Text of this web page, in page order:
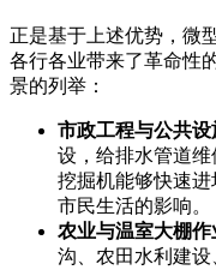
正是基于上述优势，微
各行各业带来了革命性
景的列举：
市政工程与公共设
设，给排水管道
挖掘机能够快速
市民生活的影响。
农业与温室大棚作
沟、农田水利建